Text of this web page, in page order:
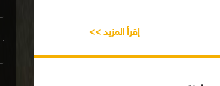
إقرأ المزيد >>